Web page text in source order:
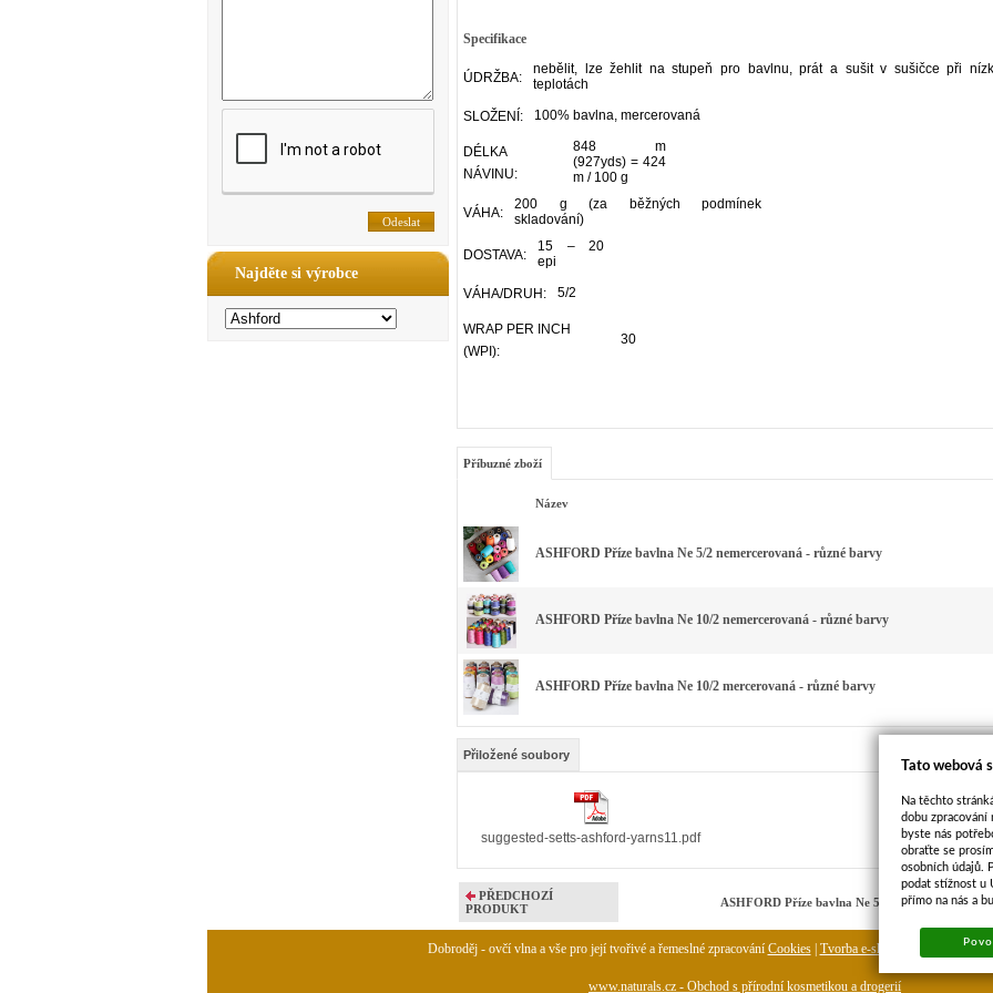
Najděte si výrobce
Specifikace
ÚDRŽBA:
nebělit, lze žehlit na stupeň pro bavlnu, prát a sušit v sušičce při
teplotách
SLOŽENÍ: 100% bavlna, mercerovaná
DÉLKA
NÁVINU:
848 m
(927yds) = 424
m / 100 g
VÁHA:
200 g (za běžných podmínek
skladování)
DOSTAVA:
15 – 20
epi
VÁHA/DRUH: 5/2
WRAP PER INCH
(WPI):
30
Příbuzné zboží
Název
ASHFORD Příze bavlna Ne 5/2 nemercerovaná - různé barvy
ASHFORD Příze bavlna Ne 10/2 nemercerovaná - různé barvy
ASHFORD Příze bavlna Ne 10/2 mercerovaná - různé barvy
Přiložené soubory
suggested-setts-ashford-yarns11.pdf
PŘEDCHOZÍ
PRODUKT
ASHFORD Příze bavlna Ne 5/2 mercerovaná -
Dobroděj - ovčí vlna a vše pro její tvořivé a řemeslné zpracování Cookies| Tvorba e-shopu pronájem e-
www.naturals.cz - Obchod s přírodní kosmetikou a drogerií
Tato webová
Na těchto
dobu zpracování
byste nás
obraťte se
osobních údajů.
podat stížnost u
přímo na nás a